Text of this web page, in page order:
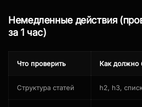
Немедленные действия
за 1 час)
Что проверить Как должно
Структура статей h2, h3,